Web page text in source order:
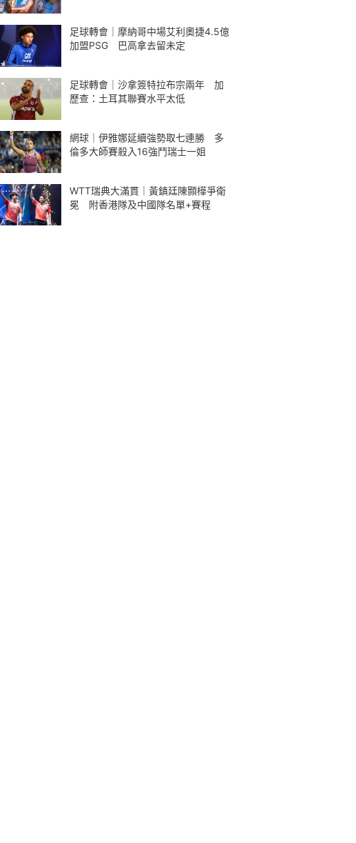
足球轉會｜摩納哥中場艾利奧捷4.5億
加盟PSG 巴高拿去留未定
足球轉會｜沙拿簽特拉布宗兩年 加
歷查：土耳其聯賽水平太低
網球｜伊雅娜延續強勢取七連勝 多
倫多大師賽殺入16強鬥瑞士一姐
WTT瑞典大滿貫｜黃鎮廷陳顥樺爭衛
冕 附香港隊及中國隊名單+賽程